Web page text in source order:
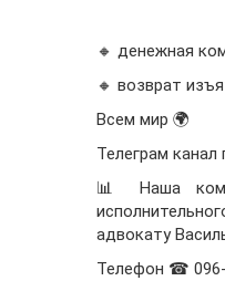
🔸 денежная
🔸 возврат
Всем мир 🌍
Телеграм
📊 Наша
адвокату
Телефон ☎ 096-